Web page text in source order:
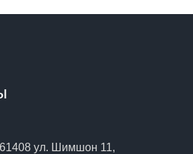
ул. Шимшон 11,